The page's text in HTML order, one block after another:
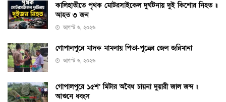
কালিহাতীতে পৃথক মোটরসাইকেল দুর্ঘটনায় দুই কিশোর নিহত ॥
আহত ৩ জন
আগস্ট ৬, ২০২৬
গোপালপুরে মাদক মামলায় পিতা-পুত্রের জেল জরিমানা
আগস্ট ৬, ২০২৬
গোপালপুরে ১৫শ’ মিটার অবৈধ চায়না দুয়ারী জাল জব্দ ॥
আগুনে ধ্বংস